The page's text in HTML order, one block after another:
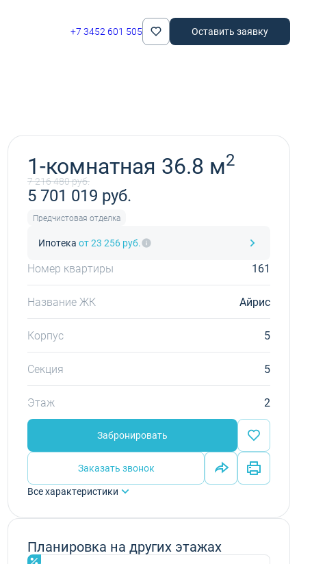
+7 3452 601 505 Оставить заявку
1-комнатная 36.8 м2
7 216 480 руб.
5 701 019 руб.
Предчистовая отделка
Ипотека от 23 256 руб.
Номер квартиры 161
Название ЖК Айрис
Корпус 5
Секция 5
Этаж 2
Забронировать
Заказать звонок
Все характеристики
Планировка на других этажах